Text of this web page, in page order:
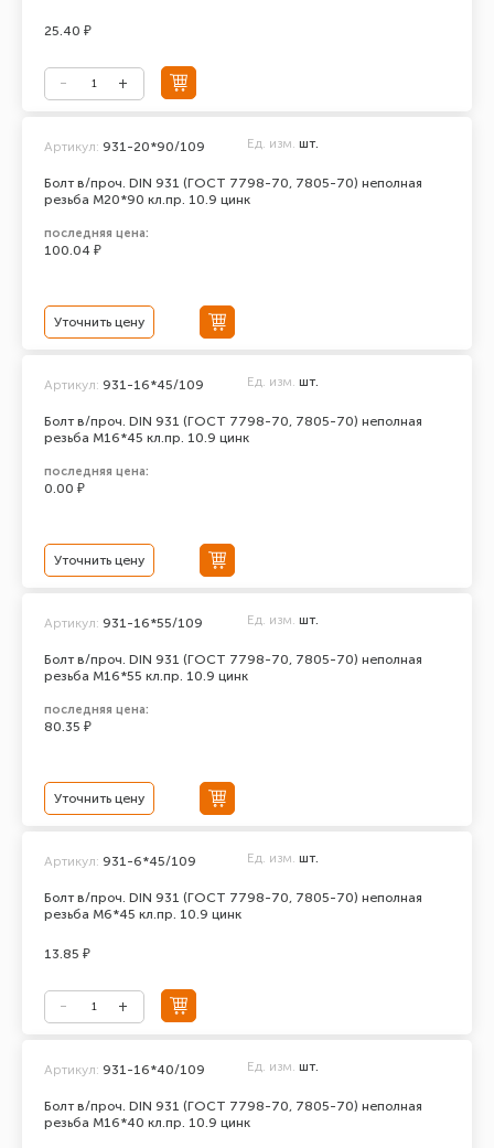
25.40 ₽
Болт в/проч. DIN 931 (ГОСТ 7798-70, 7805-70) неполная
резьба М20*90 кл.пр. 10.9 цинк
Артикул: 931-20*90/109 Ед. изм. шт.
последняя цена:
100.04 ₽
Уточнить цену
Болт в/проч. DIN 931 (ГОСТ 7798-70, 7805-70) неполная
резьба М16*45 кл.пр. 10.9 цинк
Артикул: 931-16*45/109 Ед. изм. шт.
последняя цена:
0.00 ₽
Уточнить цену
Болт в/проч. DIN 931 (ГОСТ 7798-70, 7805-70) неполная
резьба М16*55 кл.пр. 10.9 цинк
Артикул: 931-16*55/109 Ед. изм. шт.
последняя цена:
80.35 ₽
Уточнить цену
Болт в/проч. DIN 931 (ГОСТ 7798-70, 7805-70) неполная
резьба М6*45 кл.пр. 10.9 цинк
Артикул: 931-6*45/109 Ед. изм. шт.
13.85 ₽
Болт в/проч. DIN 931 (ГОСТ 7798-70, 7805-70) неполная
резьба М16*40 кл.пр. 10.9 цинк
Артикул: 931-16*40/109 Ед. изм. шт.